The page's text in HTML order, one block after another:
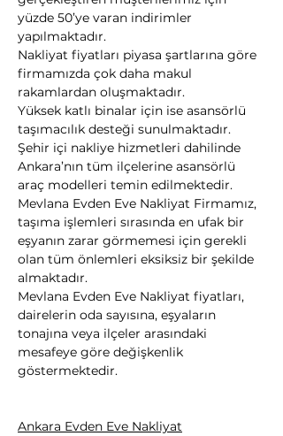
yüzde 50’ye varan indirimler
yapılmaktadır.
Nakliyat fiyatları piyasa şartlarına göre
firmamızda çok daha makul
rakamlardan oluşmaktadır.
Yüksek katlı binalar için ise asansörlü
taşımacılık desteği sunulmaktadır.
Şehir içi nakliye hizmetleri dahilinde
Ankara’nın tüm ilçelerine asansörlü
araç modelleri temin edilmektedir.
Mevlana Evden Eve Nakliyat Firmamız,
taşıma işlemleri sırasında en ufak bir
eşyanın zarar görmemesi için gerekli
olan tüm önlemleri eksiksiz bir şekilde
almaktadır.
Mevlana Evden Eve Nakliyat fiyatları,
dairelerin oda sayısına, eşyaların
tonajına veya ilçeler arasındaki
mesafeye göre değişkenlik
göstermektedir.
Ankara Evden Eve Nakliyat